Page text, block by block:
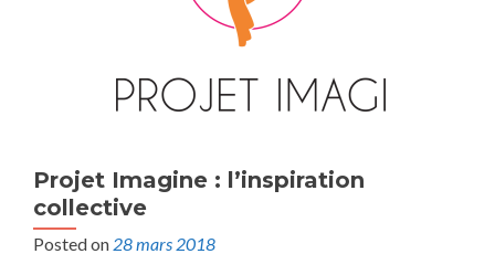
Projet Imagine : l’inspiration
collective
Posted on 28 mars 2018